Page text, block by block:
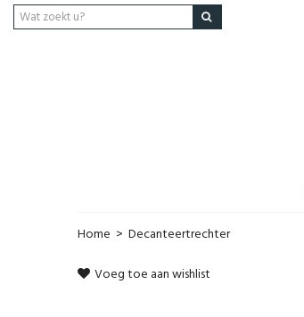
Home > Decanteertrechter
Voeg toe aan wishlist